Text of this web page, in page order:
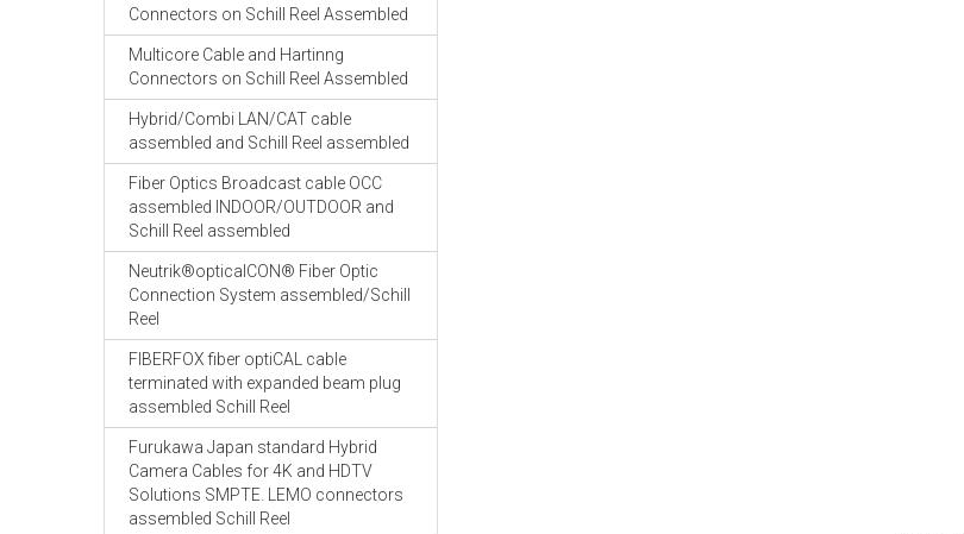
Connectors on Schill Reel Assembled
Multicore Cable and Hartinng
Connectors on Schill Reel Assembled
Hybrid/Combi LAN/CAT cable
assembled and Schill Reel assembled
Fiber Optics Broadcast cable OCC
assembled INDOOR/OUTDOOR and
Schill Reel assembled
Neutrik®opticalCON® Fiber Optic
Connection System assembled/Schill
Reel
FIBERFOX fiber optiCAL cable
terminated with expanded beam plug
assembled Schill Reel
Furukawa Japan standard Hybrid
Camera Cables for 4K and HDTV
Solutions SMPTE. LEMO connectors
assembled Schill Reel